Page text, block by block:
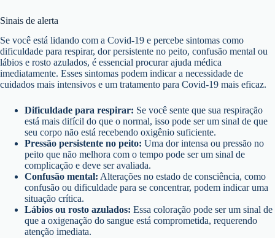
Sinais de alerta
Se você está lidando com a Covid-19 e percebe sintomas como
dificuldade para respirar, dor persistente no peito, confusão mental ou
lábios e rosto azulados, é essencial procurar ajuda médica
imediatamente. Esses sintomas podem indicar a necessidade de
cuidados mais intensivos e um tratamento para Covid-19 mais eficaz.
Dificuldade para respirar: Se você sente que sua respiração
está mais difícil do que o normal, isso pode ser um sinal de que
seu corpo não está recebendo oxigênio suficiente.
Pressão persistente no peito: Uma dor intensa ou pressão no
peito que não melhora com o tempo pode ser um sinal de
complicação e deve ser avaliada.
Confusão mental: Alterações no estado de consciência, como
confusão ou dificuldade para se concentrar, podem indicar uma
situação crítica.
Lábios ou rosto azulados: Essa coloração pode ser um sinal de
que a oxigenação do sangue está comprometida, requerendo
atenção imediata.